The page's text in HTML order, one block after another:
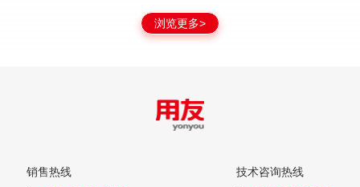
浏览更多>
销售热线 技术咨询热线